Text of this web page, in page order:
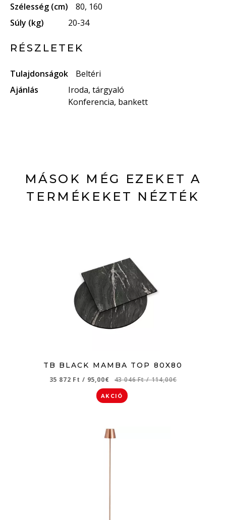
Szélesség (cm)
80, 160
Súly (kg)
20-34
RÉSZLETEK
Tulajdonságok
Beltéri
Ajánlás
Iroda, tárgyaló
Konferencia, bankett
MÁSOK MÉG EZEKET A
TERMÉKEKET NÉZTÉK
TB BLACK MAMBA TOP 80X80
35 872 Ft / 95,00€ 43 046 Ft/ 114,00€
AKCIÓ